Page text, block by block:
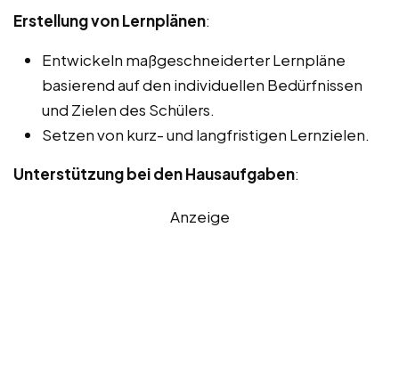
Erstellung von Lernplänen:
Entwickeln maßgeschneiderter Lernpläne
basierend auf den individuellen Bedürfnissen
und Zielen des Schülers.
Setzen von kurz- und langfristigen Lernzielen.
Unterstützung bei den Hausaufgaben:
Anzeige